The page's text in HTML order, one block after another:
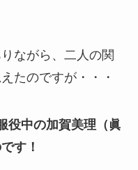
ながら、二人の関
たのですが・・・
役中の加賀美理（眞
す！